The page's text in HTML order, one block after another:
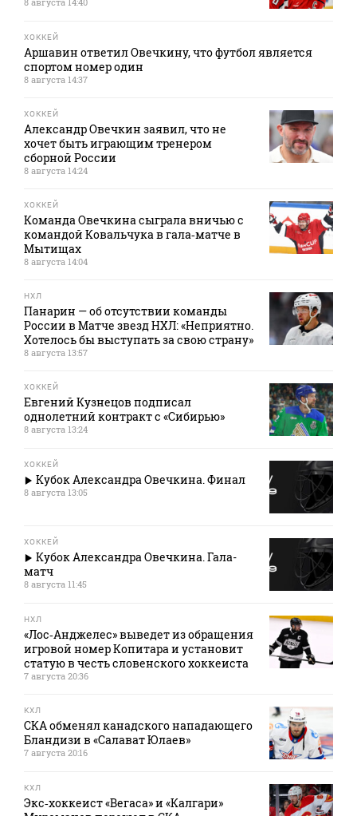
ХОККЕЙ
Аршавин ответил Овечкину, что футбол является
спортом номер один
8 августа 14:37
ХОККЕЙ
Александр Овечкин заявил, что не
хочет быть играющим тренером
сборной России
8 августа 14:24
ХОККЕЙ
Команда Овечкина сыграла вничью с
командой Ковальчука в гала‑матче в
Мытищах
8 августа 14:04
НХЛ
Панарин — об отсутствии команды
России в Матче звезд НХЛ: «Неприятно.
Хотелось бы выступать за свою страну»
8 августа 13:57
ХОККЕЙ
Евгений Кузнецов подписал
однолетний контракт с «Сибирью»
8 августа 13:24
ХОККЕЙ
Кубок Александра Овечкина. Финал
8 августа 13:05
ХОККЕЙ
Кубок Александра Овечкина. Гала-
матч
8 августа 11:45
НХЛ
«Лос‑Анджелес» выведет из обращения
игровой номер Копитара и установит
статую в честь словенского хоккеиста
7 августа 20:36
КХЛ
СКА обменял канадского нападающего
Бландизи в «Салават Юлаев»
7 августа 20:16
КХЛ
Экс‑хоккеист «Вегаса» и «Калгари»